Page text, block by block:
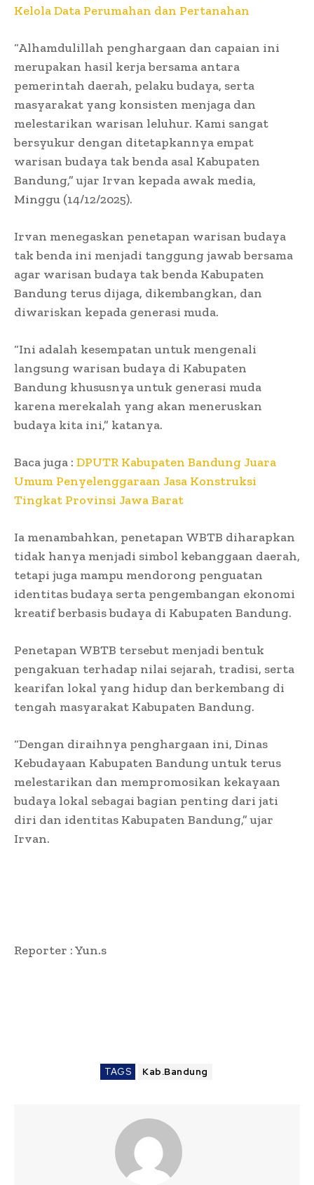
Kelola Data Perumahan dan Pertanahan
“Alhamdulillah penghargaan dan capaian ini
merupakan hasil kerja bersama antara
pemerintah daerah, pelaku budaya, serta
masyarakat yang konsisten menjaga dan
melestarikan warisan leluhur. Kami sangat
bersyukur dengan ditetapkannya empat
warisan budaya tak benda asal Kabupaten
Bandung,” ujar Irvan kepada awak media,
Minggu (14/12/2025).
Irvan menegaskan penetapan warisan budaya
tak benda ini menjadi tanggung jawab bersama
agar warisan budaya tak benda Kabupaten
Bandung terus dijaga, dikembangkan, dan
diwariskan kepada generasi muda.
“Ini adalah kesempatan untuk mengenali
langsung warisan budaya di Kabupaten
Bandung khususnya untuk generasi muda
karena merekalah yang akan meneruskan
budaya kita ini,” katanya.
Baca juga : DPUTR Kabupaten Bandung Juara
Umum Penyelenggaraan Jasa Konstruksi
Tingkat Provinsi Jawa Barat
Ia menambahkan, penetapan WBTB diharapkan
tidak hanya menjadi simbol kebanggaan daerah,
tetapi juga mampu mendorong penguatan
identitas budaya serta pengembangan ekonomi
kreatif berbasis budaya di Kabupaten Bandung.
Penetapan WBTB tersebut menjadi bentuk
pengakuan terhadap nilai sejarah, tradisi, serta
kearifan lokal yang hidup dan berkembang di
tengah masyarakat Kabupaten Bandung.
“Dengan diraihnya penghargaan ini, Dinas
Kebudayaan Kabupaten Bandung untuk terus
melestarikan dan mempromosikan kekayaan
budaya lokal sebagai bagian penting dari jati
diri dan identitas Kabupaten Bandung,” ujar
Irvan.
Reporter : Yun.s
TAGS Kab.Bandung